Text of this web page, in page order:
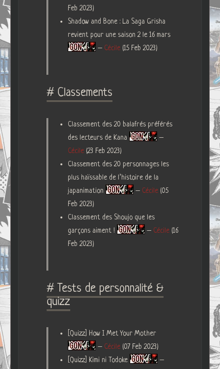
Feb 2023)
Shadow and Bone : La Saga Grisha
revient pour une saison 2 le 16 mars
– Cécile(15 Feb 2023)
# Classements
Classement des 20 balafrés préférés
des lecteurs de Kana
–
Cécile(23 Feb 2023)
Classement des 20 personnages les
plus haïssable de l’histoire de la
japanimation
– Cécile(05
Feb 2023)
Classement des Shoujo que les
garçons aiment !
– Cécile(16
Feb 2023)
# Tests de personnalité &
quizz
[Quizz] How I Met Your Mother
– Cécile(07 Feb 2023)
[Quizz] Kimi ni Todoke
–